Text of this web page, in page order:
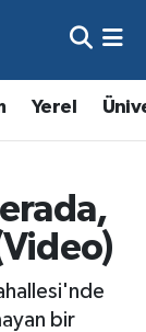
Yerel
bir